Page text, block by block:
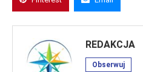
REDAKCJA
Obserwuj